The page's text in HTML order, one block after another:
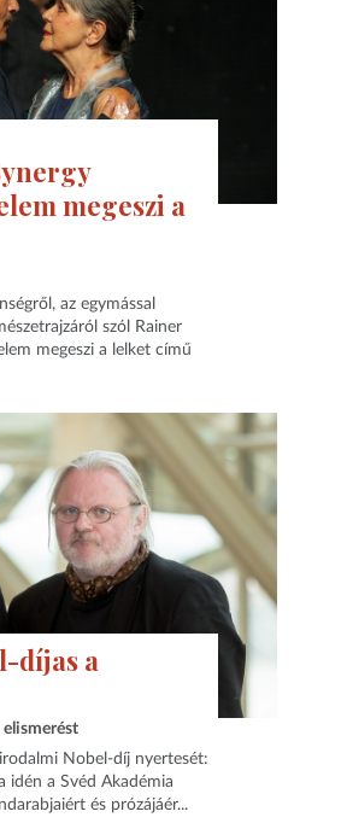
megeszi a
az egymással
szól Rainer
megeszi a lelket című
díjas a
elismerést
Nobel-díj nyertesét:
idén a Svéd Akadémia
és prózájáér...